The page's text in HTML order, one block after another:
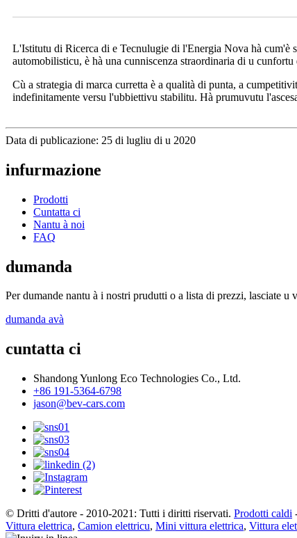
L'Istitutu di Ricerca di e Tecnulugie di l'Energia Nova hà cum'è
automobilisticu, è hà una cunniscenza straordinaria di u
Cù a strategia di marca curretta è a qualità di punta, a
indefinitamente versu l'ubbiettivu stabilitu. Hà prumuvutu
Data di publicazione: 25 di lugliu di u 2020
infurmazione
Prodotti
Cuntatta ci
Nantu à noi
FAQ
dumanda
Per dumande nantu à i nostri prudutti o a lista di prezzi, lasciate u
dumanda avà
cuntatta ci
Shandong Yunlong Eco Technologies Co., Ltd.
+86 191-5364-6798
jason@bev-cars.com
© Dritti d'autore - 2010-2021: Tutti i diritti riservati. Prodotti caldi
Vittura elettrica, Camion elettricu, Mini vittura elettrica, Vittura